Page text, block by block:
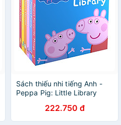
Sách thiếu nhi tiếng Anh -
Peppa Pig: Little Library
222.750 đ